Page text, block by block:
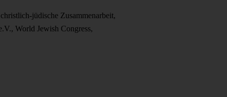
jüdische Zusammenarbeit,
World Jewish Congress,